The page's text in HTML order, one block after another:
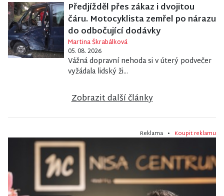
Předjížděl přes zákaz i dvojitou
čáru. Motocyklista zemřel po nárazu
do odbočující dodávky
Martina Škrabálková
05. 08. 2026
Vážná dopravní nehoda si v úterý podvečer
vyžádala lidský ži...
Zobrazit další články
Reklama • Koupit reklamu